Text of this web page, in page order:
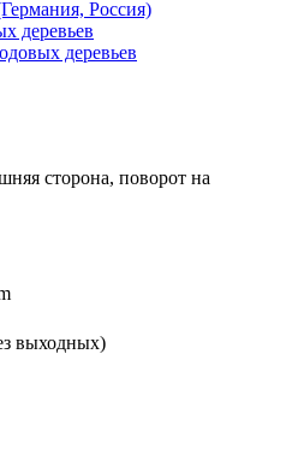
Россия)
деревьев
деревьев
сторона, поворот на
выходных)